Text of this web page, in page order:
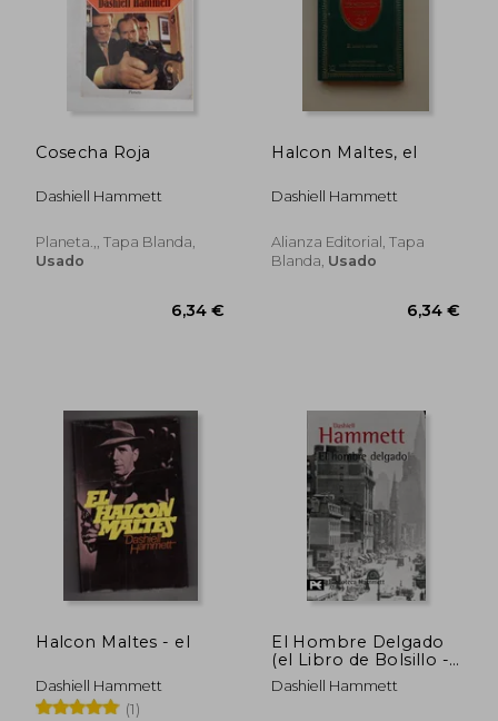
5%
dcto.
Cosecha Roja
Dashiell Hammett
Planeta.,, Tapa Blanda,
Usado
Halcon Maltes, el
Dashiell Hammett
Alianza Editorial, Tapa
Blanda, Usado
Halcon Maltes - el
Dashiell Hammett
(1)
El Hombre Delgado
(el Libro de Bolsillo -
Bibliotecas de Autor -
Biblioteca Hammett)
Dashiell Hammett